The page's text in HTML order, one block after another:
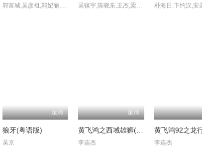
郭富城,吴彦祖,郭妃丽,吴镇宇,连凯,吕良伟,蔡乐芝,许美珍,赖兴祥 吴镇宇,陈晓东,王杰,梁咏琪,吴佩慈,李灿森,林雅诗,陈耀明,李尚义
超清
狼牙(粤语版)
吴京
超清
李连杰 李连杰